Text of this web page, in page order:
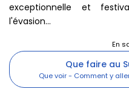
exceptionnelle et
l'évasion...
Que faire au